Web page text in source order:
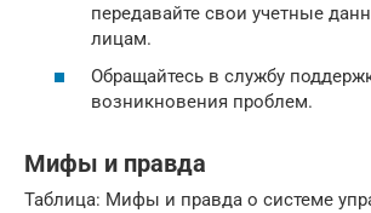
передавайте свои учетные
лицам.
Обращайтесь в службу
возникновения проблем.
Мифы и правда
Таблица: Мифы и правда о системе